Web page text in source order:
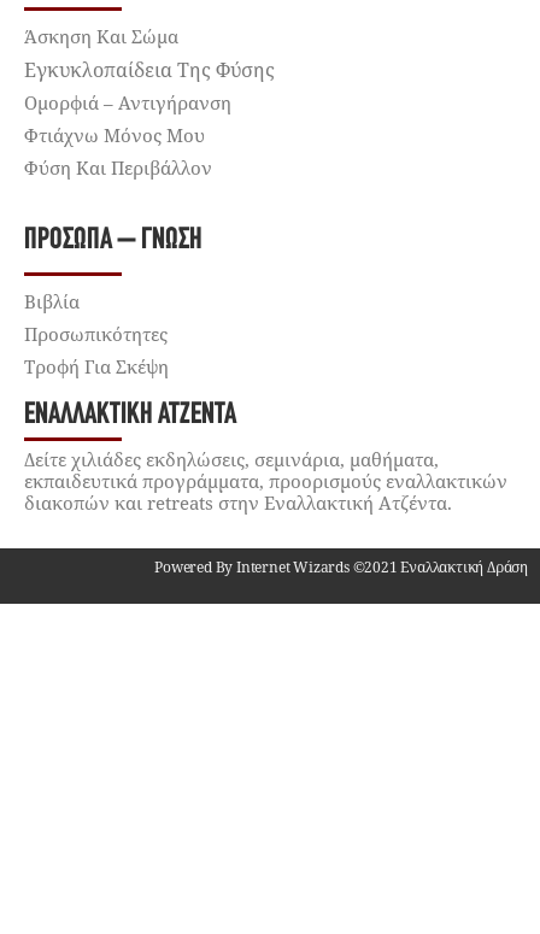
Άσκηση Και Σώμα
Εγκυκλοπαίδεια Της Φύσης
Ομορφιά – Αντιγήρανση
Φτιάχνω Μόνος Μου
Φύση Και Περιβάλλον
ΠΡΌΣΩΠΑ – ΓΝΏΣΗ
Βιβλία
Προσωπικότητες
Τροφή Για Σκέψη
ΕΝΑΛΛΑΚΤΙΚΉ ΑΤΖΈΝΤΑ
Δείτε χιλιάδες εκδηλώσεις, σεμινάρια, μαθήματα,
εκπαιδευτικά προγράμματα, προορισμούς εναλλακτικών
διακοπών και retreats στην Εναλλακτική Ατζέντα.
Powered By Internet Wizards ©2021 Εναλλακτική Δράση